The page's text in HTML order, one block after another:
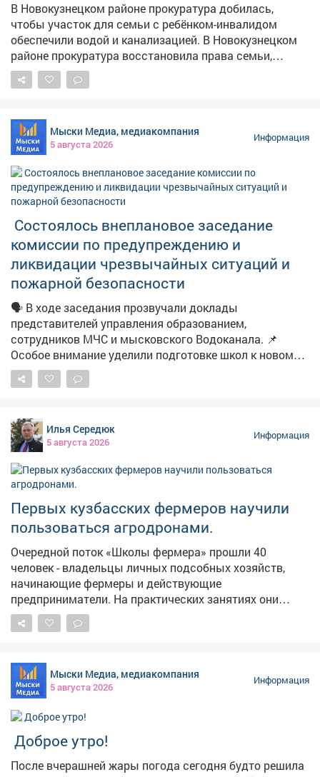
В Новокузнецком районе прокуратура добилась,
чтобы участок для семьи с ребёнком-инвалидом
обеспечили водой и канализацией. В Новокузнецком
районе прокуратура восстановила права семьи,
воспитывающей ребёнка с ограниченными
возможностями здоровья. Как сообщает прокуратура
земельный участок под строительство дома, однако
пользоваться им было невозможно – на нём
отсутствовали водоснабжение и водоотведение, без
которых эксплуатация жилья попросту невозможна.
Женщина обратилась в надзорное ведомство. После
проверки прокуратура потребовала устранить
необходимые инженерные коммуникации. Теперь
семья сможет построить дом и жить в нормальных
условиях.
Мыски Медиа, медиакомпания
5 августа 2026
Информация
Состоялось внеплановое заседание
комиссии по предупреждению и
ликвидации чрезвычайных ситуаций и
пожарной безопасности
🗣️ В ходе заседания прозвучали доклады
представителей управления образованием,
сотрудников МЧС и мысковского Водоканала. 📌
Особое внимание уделили подготовке школ к новому
Илья Середюк
5 августа 2026
Информация
Первых кузбасских фермеров научили
пользоваться агродронами.
Очередной поток «Школы фермера» прошли 40
человек - владельцы личных подсобных хозяйств,
начинающие фермеры и действующие
предприниматели. На практических занятиях они
выезжали в поля, пилотировали беспилотники,
настраивали оборудование, учились составлять
группа сельскохозяйственных предпринимателей
изучала технологии агротуризма. Развитие сельского
хозяйства - одно из стратегических приоритетов для
экономики Кузбасса. Программа «Школа фермера»
открывает новые возможности для всех, кто
заинтересован в работе на земле. Успех каждого
укрепление продовольственной безопасности,
Мыски Медиа, медиакомпания
5 августа 2026
Информация
Доброе утро!
После вчерашней жары погода сегодня будто решила